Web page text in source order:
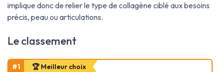
implique donc de relier le type de collagène ciblé aux besoins
précis, peau ou articulations.
Le classement
#1 🏆 Meilleur choix